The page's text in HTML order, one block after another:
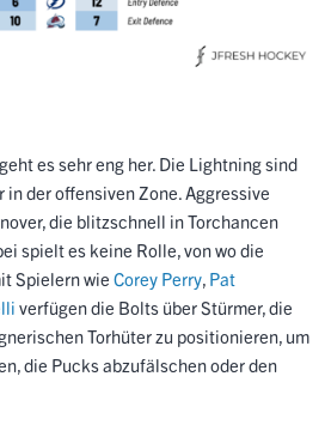
es sehr eng her. Die Lightning sind
der offensiven Zone. Aggressive
die blitzschnell in Torchancen
spielt es keine Rolle, von wo die
Spielern wie Corey Perry, Pat
verfügen die Bolts über Stürmer, die
Torhüter zu positionieren, um
die Pucks abzufälschen oder den